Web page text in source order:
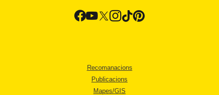
Recomanacions
Publicacions
Mapes/GIS